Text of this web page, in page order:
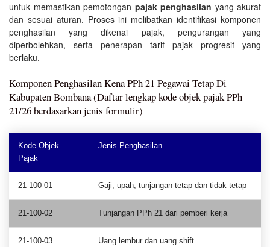
untuk memastikan pemotongan pajak penghasilan yang akurat
dan sesuai aturan. Proses ini melibatkan identifikasi komponen
penghasilan yang dikenai pajak, pengurangan yang
diperbolehkan, serta penerapan tarif pajak progresif yang
berlaku.
Komponen Penghasilan Kena PPh 21 Pegawai Tetap Di
Kabupaten Bombana (Daftar lengkap kode objek pajak PPh
21/26 berdasarkan jenis formulir)
Kode Objek
Pajak
Jenis Penghasilan
21-100-01 Gaji, upah, tunjangan tetap dan tidak tetap
21-100-02 Tunjangan PPh 21 dari pemberi kerja
21-100-03 Uang lembur dan uang shift